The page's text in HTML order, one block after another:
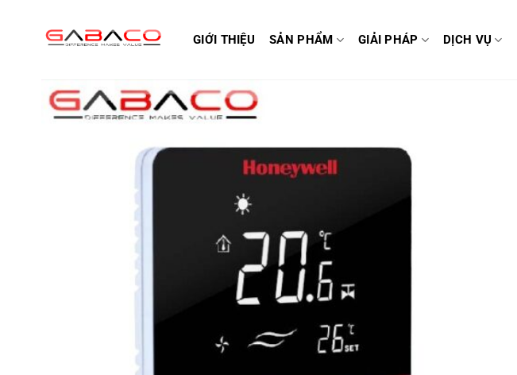
GIỚI THIỆU SẢN PHẨM GIẢI PHÁP DỊCH VỤ